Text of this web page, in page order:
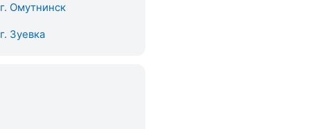
г. Омутнинск
г. Зуевка